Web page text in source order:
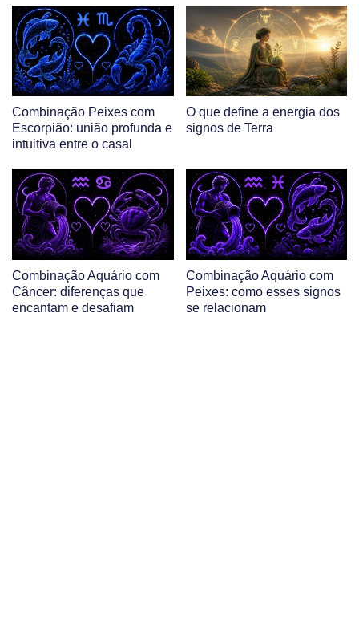
Combinação Peixes com
Escorpião: união profunda e
intuitiva entre o casal
O que define a energia dos
signos de Terra
Combinação Aquário com
Câncer: diferenças que
encantam e desafiam
Combinação Aquário com
Peixes: como esses signos
se relacionam